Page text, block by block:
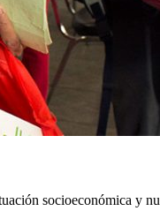
socioeconómica y